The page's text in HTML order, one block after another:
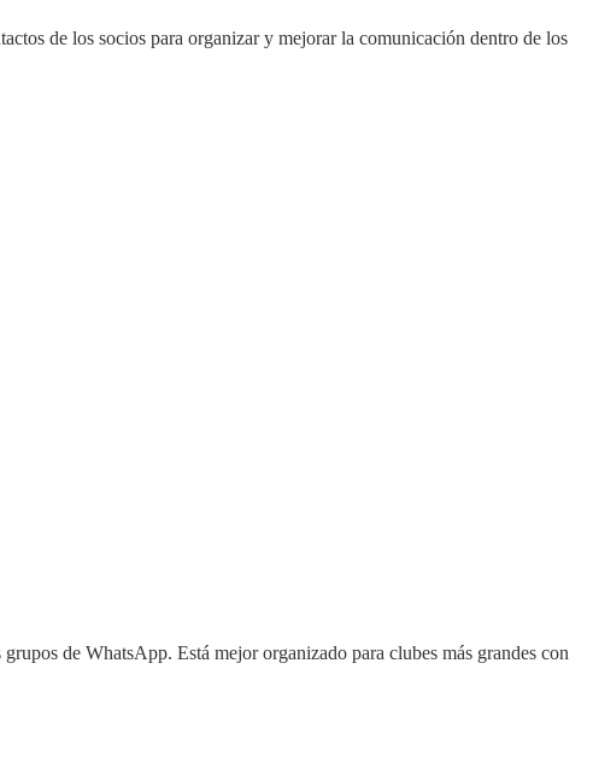
de los socios para organizar y mejorar la comunicación dentro de los
de WhatsApp. Está mejor organizado para clubes más grandes con